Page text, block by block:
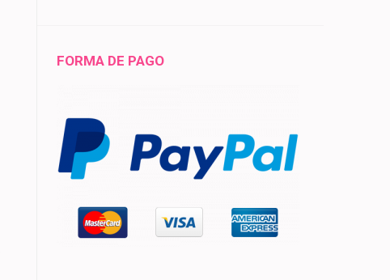
FORMA DE PAGO